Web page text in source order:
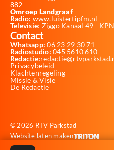
882
Omroep Landgraaf
Radio: www.luistertipfm.nl
Televisie: Ziggo Kanaal 49 -
Contact
Whatsapp: 06 23 29 30 71
Radiostudio: 045 5610 610
Redactie:
Privacybeleid
Klachtenregeling
Missie & Visie
De Redactie
© 2026 RTV Parkstad
Website laten maken